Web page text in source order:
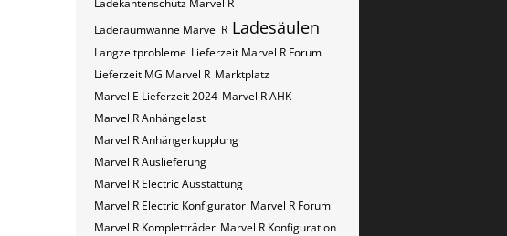
Ladekantenschutz Marvel R
Laderaumwanne Marvel R Ladesäulen
Langzeitprobleme Lieferzeit Marvel R Forum
Lieferzeit MG Marvel R Marktplatz
Marvel E Lieferzeit 2024 Marvel R AHK
Marvel R Anhängelast
Marvel R Anhängerkupplung
Marvel R Auslieferung
Marvel R Electric Ausstattung
Marvel R Electric Konfigurator Marvel R Forum
Marvel R Kompletträder Marvel R Konfiguration